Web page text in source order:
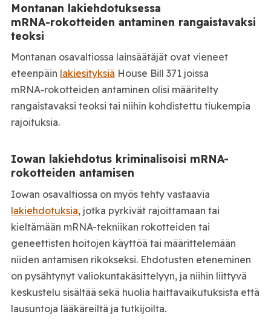
Montanan lakiehdotuksessa
mRNA‑rokotteiden antaminen rangaistavaksi
teoksi
Montanan osavaltiossa lainsäätäjät ovat vieneet
eteenpäin lakiesityksiä House Bill 371 joissa
mRNA‑rokotteiden antaminen olisi määritelty
rangaistavaksi teoksi tai niihin kohdistettu tiukempia
rajoituksia.
Iowan lakiehdotus kriminalisoisi mRNA-
rokotteiden antamisen
Iowan osavaltiossa on myös tehty vastaavia
lakiehdotuksia, jotka pyrkivät rajoittamaan tai
kieltämään mRNA-tekniikan rokotteiden tai
geneettisten hoitojen käyttöä tai määrittelemään
niiden antamisen rikokseksi. Ehdotusten eteneminen
on pysähtynyt valiokuntakäsittelyyn, ja niihin liittyvä
keskustelu sisältää sekä huolia haittavaikutuksista että
lausuntoja lääkäreiltä ja tutkijoilta.